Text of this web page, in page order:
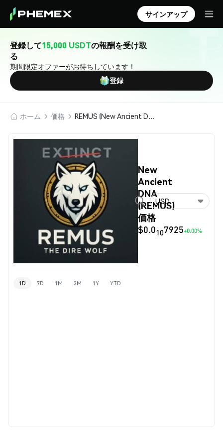
サインアップ
登録して15,000 USDTの報酬を受け取
る
期間限定オファーがお待ちしています！
登録
ホーム 価格 REMUS (New Ancient DNA)
New
Ancient
DNA
(REMUS)
価格
$0.0107925+0.00%
USD
1D 7D 1M 3M 1Y YTD